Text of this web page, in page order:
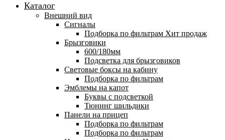
Каталог
Внешний вид
Сигналы
Подборка по фильтрам Хит продаж
Брызговики
600/180мм
Подсветка для брызговиков
Световые боксы на кабину
Подборка по фильтрам
Эмблемы на капот
Буквы с подсветкой
Тюнинг шильдики
Панели на прицеп
Подборка по фильтрам
Подборка по фильтрам